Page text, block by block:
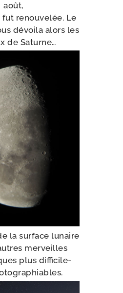
août,
fut renou­ve­lée. Le
dévoi­la alors les
de Saturne…
la sur­face lunaire
mer­veilles
plus dif­fi­ci­le­